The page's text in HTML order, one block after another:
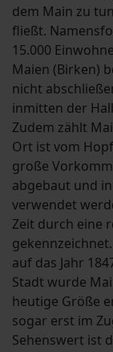
dem Main zu
fließt.
15.000
Maien (Birken)
nicht
inmitten der
Zudem zählt
Ort ist vom
große
abgebaut und
verwendet
Zeit durch eine
auf das Jahr
Stadt wurde
heutige Größe
sogar erst im
Sehenswert ist